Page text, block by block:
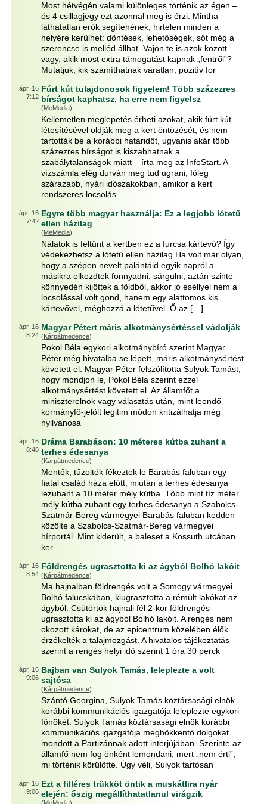
Most hétvégén valami különleges történik az égen –
és 4 csillagjegy ezt azonnal meg is érzi. Mintha
láthatatlan erők segítenének, hirtelen minden a
helyére kerülhet: döntések, lehetőségek, sőt még a
szerencse is melléd állhat. Vajon te is azok között
vagy, akik most extra támogatást kapnak „fentről”?
Mutatjuk, kik számíthatnak váratlan, pozitív for
ápr. 16
7:12
Fúrt kút tulajdonosok figyelem! Több százezres
bírságot kaphatsz, ha erre nem figyelsz
(MeMedia)
Kellemetlen meglepetés érheti azokat, akik fúrt kút
létesítésével oldják meg a kert öntözését, és nem
tartották be a korábbi határidőt, ugyanis akár több
százezres bírságot is kiszabhatnak a
szabálytalanságok miatt – írta meg az InfoStart. A
vízszámla elég durván meg tud ugrani, főleg
szárazabb, nyári időszakokban, amikor a kert
rendszeres locsolás
ápr. 16
7:42
Egyre több magyar használja: Ez a legjobb lótetű
ellen házilag
(MeMedia)
Nálatok is feltűnt a kertben ez a furcsa kártevő? Így
védekezhetsz a lótetű ellen házilag Ha volt már olyan,
hogy a szépen nevelt palántáid egyik napról a
másikra elkezdtek fonnyadni, sárgulni, aztán szinte
könnyedén kijöttek a földből, akkor jó eséllyel nem a
locsolással volt gond, hanem egy alattomos kis
kártevővel, méghozzá a lótetűvel. Ő az […]
ápr. 16
8:24
Magyar Pétert máris alkotmánysértéssel vádolják
(Kárpátmedence)
Pokol Béla egykori alkotmánybíró szerint Magyar
Péter még hivatalba se lépett, máris alkotmánysértést
követett el. Magyar Péter felszólította Sulyok Tamást,
hogy mondjon le, Pokol Béla szerint ezzel
alkotmánysértést követett el. Az államfőt a
miniszterelnök vagy választás után, mint leendő
kormányfő-jelölt legitim módon kritizálhatja még
nyilvánosa
ápr. 16
8:48
Dráma Barabáson: 10 méteres kútba zuhant a
terhes édesanya
(Kárpátmedence)
Mentők, tűzoltók fékeztek le Barabás faluban egy
fiatal család háza előtt, miután a terhes édesanya
lezuhant a 10 méter mély kútba. Több mint tíz méter
mély kútba zuhant egy terhes édesanya a Szabolcs-
Szatmár-Bereg vármegyei Barabás faluban kedden –
közölte a Szabolcs-Szatmár-Bereg vármegyei
hírportál. Mint kiderült, a baleset a Kossuth utcában
ker
ápr. 16
8:54
Földrengés ugrasztotta ki az ágyból Bolhó lakóit
(Kárpátmedence)
Ma hajnalban földrengés volt a Somogy vármegyei
Bolhó falucskában, kiugrasztotta a rémült lakókat az
ágyból. Csütörtök hajnali fél 2-kor földrengés
ugrasztotta ki az ágyból Bolhó lakóit. A rengés nem
okozott károkat, de az epicentrum közelében élők
érzékelték a talajmozgást. A hivatalos tájékoztatás
szerint a rengés helyi idő szerint 1 óra 30 perck
ápr. 16
9:06
Bajban van Sulyok Tamás, leleplezte a volt
sajtósa
(Kárpátmedence)
Szántó Georgina, Sulyok Tamás köztársasági elnök
korábbi kommunikációs igazgatója leleplezte egykori
főnökét. Sulyok Tamás köztársasági elnök korábbi
kommunikációs igazgatója meghökkentő dolgokat
mondott a Partizánnak adott interjújában. Szerinte az
államfő nem fog önként lemondani, mert „nem érti”,
mi történik körülötte. Úgy véli, Sulyok tartósan
ápr. 16
9:06
Ezt a filléres trükköt öntik a muskátlira nyár
elején: őszig megállíthatatlanul virágzik